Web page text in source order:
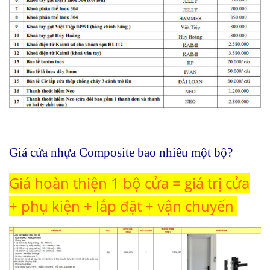
Giá cửa nhựa Composite bao nhiêu một bộ?
Giá hoàn thiện 1 bộ cửa = giá trị cửa
+ phụ kiện + lắp đặt + vận chuyển